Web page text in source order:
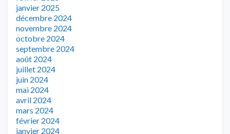
janvier 2025
décembre 2024
novembre 2024
octobre 2024
septembre 2024
août 2024
juillet 2024
juin 2024
mai 2024
avril 2024
mars 2024
février 2024
janvier 2024